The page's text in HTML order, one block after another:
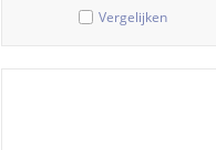
Vergelijken